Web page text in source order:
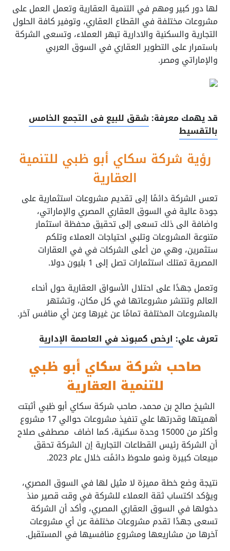
لها دور كبير ومهم في التنمية العقارية وتعمل العمل على
مشروعات مختلفة في القطاع العقاري، وتوفير كافة الحلول
التجارية والسكنية والادارية تبهر العملاء، وتسعى الشركة
باستمرار على التطوير العقاري في السوق العربي
والإماراتي ومصر.
قد يهمك معرفة: شقق للبيع فى التجمع الخامس
بالتقسيط
رؤية شركة سكاي أبو ظبي للتنمية
العقارية
تعس الشركة دائمًا إلى تقديم مشروعات استثمارية على
جودة عالية في السوق العقاري المصري والإماراتي،
واضافة الى ذلك تسعى إلى تحقيق محفظة استثمار
متنوعة المشروعات وتلبي احتياجات العملاء وتلكم
ستثمرين، وهي من أعلى الشركات في في العقارات
المصرية تمتلك استثمارات تصل إلى 1 بليون دولا.
وتعمل جهدًا على احتلال الأسواق العقارية حول أنحاء
العالم وتنتشر مشروعاتها في كل مكان، وتشتهر
بالمشروعات المختلفة تمامًا عن غيرها وعن أي منافس آخر.
تعرف علي: ارخص كمبوند في العاصمة الإدارية
صاحب شركة سكاي أبو ظبي
للتنمية العقارية
الشيخ صالح بن محمد، صاحب شركة سكاي أبو ظبي أثبتت
أهميتها وقدرتها علي تنفيذ مشروعات حوالي 17 مشروع
وأكثر من 15000 وحدة سكنية، كما اضاف مصطفى صلاح
أن الشركة رئيس القطاعات التجارية إن الشركة تحقق
مبيعات كبيرة ونمو ملحوظ دائمًت خلال عام 2023.
نتيجة وضع خطة مميزة لا مثيل لها في السوق المصري،
ويؤكد اكتساب ثقة العملاء للشركة في وقت قصير منذ
دخولها في السوق العقاري المصري، وأكد أن الشركة
تسعى جهدًا تقدم مشروعات مختلفة عن أي مشروعات
آخرها من مشاريعها ومشروع منافسيها في المستقبل.